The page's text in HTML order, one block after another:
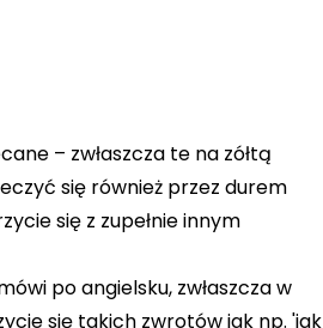
– zwłaszcza te na zółtą
się również przez durem
się z zupełnie innym
po angielsku, zwłaszcza w
się takich zwrotów jak np. 'jak